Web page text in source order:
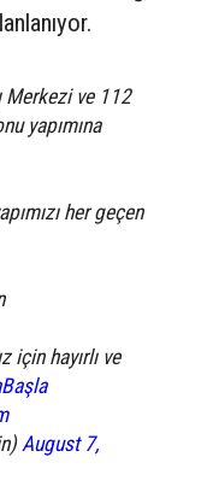
Merkezi ve 112
yapımına
her geçen
için hayırlı ve
August 7,